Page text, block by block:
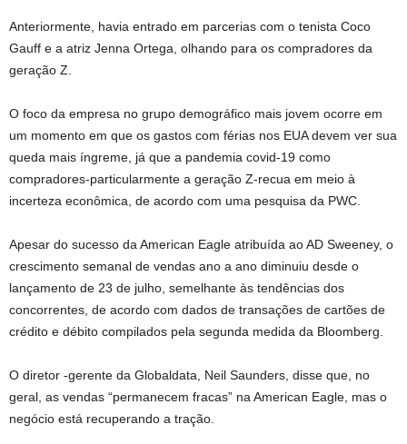
Anteriormente, havia entrado em parcerias com o tenista Coco
Gauff e a atriz Jenna Ortega, olhando para os compradores da
geração Z.
O foco da empresa no grupo demográfico mais jovem ocorre em
um momento em que os gastos com férias nos EUA devem ver sua
queda mais íngreme, já que a pandemia covid-19 como
compradores-particularmente a geração Z-recua em meio à
incerteza econômica, de acordo com uma pesquisa da PWC.
Apesar do sucesso da American Eagle atribuída ao AD Sweeney, o
crescimento semanal de vendas ano a ano diminuiu desde o
lançamento de 23 de julho, semelhante às tendências dos
concorrentes, de acordo com dados de transações de cartões de
crédito e débito compilados pela segunda medida da Bloomberg.
O diretor -gerente da Globaldata, Neil Saunders, disse que, no
geral, as vendas “permanecem fracas” na American Eagle, mas o
negócio está recuperando a tração.